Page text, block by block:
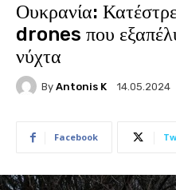
Ουκρανία:
drones που
νύχτα
By Antonis K 14.05.2024
Facebook